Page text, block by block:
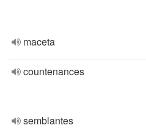
maceta
countenances
semblantes